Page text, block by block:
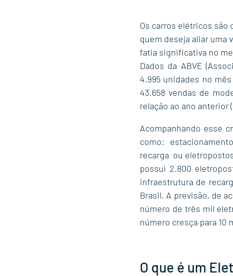
Os carros elétricos
quem deseja aliar uma
fatia significativa no
Dados da ABVE
4.995 unidades no
43.658 vendas de
relação ao ano anterior
Acompanhando esse
como:
recarga  ou
possui 2.800
infraestrutura de
Brasil. A previsão, de
número de três mil
número cresça para 10
O que é um